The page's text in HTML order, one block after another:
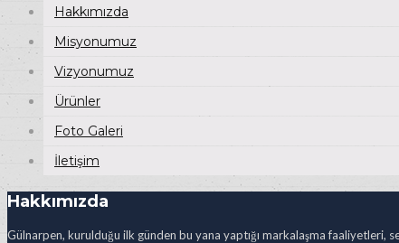
Hakkımızda
Misyonumuz
Vizyonumuz
Ürünler
Foto Galeri
İletişim
Hakkımızda
Gülnarpen, kurulduğu ilk günden bu yana yaptığı markalaşma